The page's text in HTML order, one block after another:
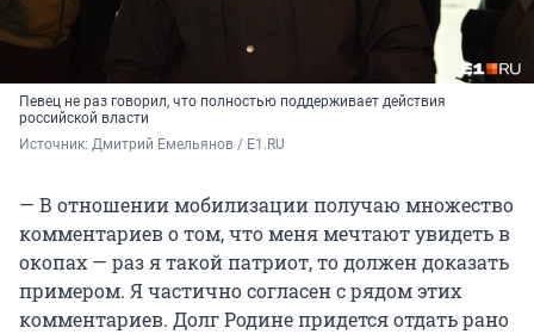
Певец не раз говорил, что полностью поддерживает действия
российской власти
Источник: Дмитрий Емельянов / E1.RU
— В отношении мобилизации получаю множество
комментариев о том, что меня мечтают увидеть в
окопах — раз я такой патриот, то должен доказать
примером. Я частично согласен с рядом этих
комментариев. Долг Родине придется отдать рано